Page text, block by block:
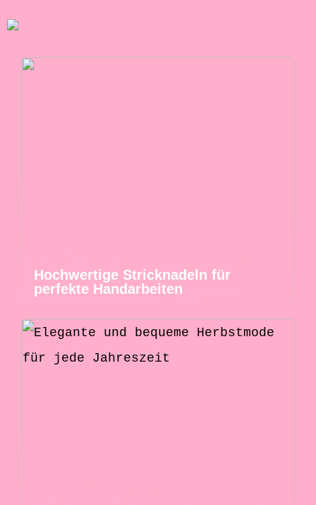
Hochwertige Stricknadeln für
perfekte Handarbeiten